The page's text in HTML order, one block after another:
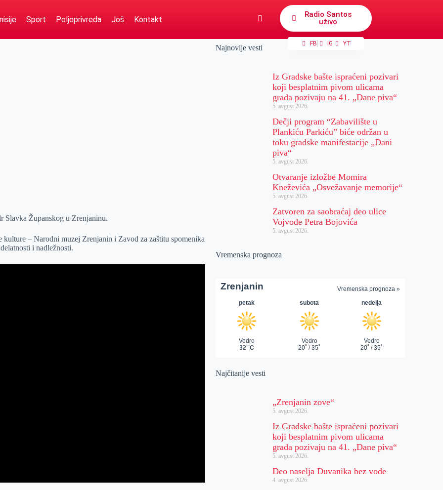
Sport Poljoprivreda Još Kontakt
Radio Santos
uživo
FB IG YT
Slavka Županskog u Zrenjaninu.
– Narodni muzej Zrenjanin i Zavod za zaštitu spomenika
i nadležnosti.
Najnovije vesti
Iz Gradske bašte ispraćeni pozivari
koji besplatnim pivom ulicama
grada pozivaju na 41. „Dane piva“
5. avgust 2026.
Dečji program “Zabavilište u
Plankiću Parkiću” biće održan u
toku gradske manifestacije „Dani
piva“
5. avgust 2026.
Otvaranje izložbe Momira
Kneževića „Osvežavanje memorije“
5. avgust 2026.
Zatvoren za saobraćaj deo ulice
Vojvode Petra Bojovića
5. avgust 2026.
Vremenska prognoza
Najčitanije vesti
„Zrenjanin zove“
5. avgust 2026.
Iz Gradske bašte ispraćeni pozivari
koji besplatnim pivom ulicama
grada pozivaju na 41. „Dane piva“
5. avgust 2026.
Deo naselja Duvanika bez vode
4. avgust 2026.